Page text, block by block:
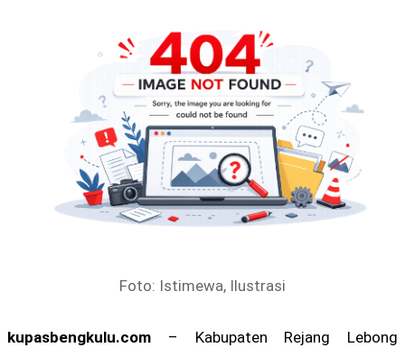
Foto: Istimewa, Ilustrasi
kupasbengkulu.com – Kabupaten Rejang Lebong